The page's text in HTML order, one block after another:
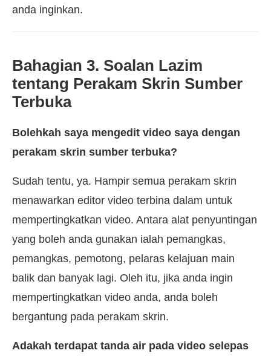
anda inginkan.
Bahagian 3. Soalan Lazim
tentang Perakam Skrin Sumber
Terbuka
Bolehkah saya mengedit video saya dengan
perakam skrin sumber terbuka?
Sudah tentu, ya. Hampir semua perakam skrin
menawarkan editor video terbina dalam untuk
mempertingkatkan video. Antara alat penyuntingan
yang boleh anda gunakan ialah pemangkas,
pemangkas, pemotong, pelaras kelajuan main
balik dan banyak lagi. Oleh itu, jika anda ingin
mempertingkatkan video anda, anda boleh
bergantung pada perakam skrin.
Adakah terdapat tanda air pada video selepas